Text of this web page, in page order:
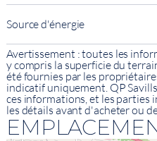
Source d'énergie
Avertissement : toutes les
y compris la superficie du
été fournies par les
indicatif uniquement. QP
ces informations, et les parties
les détails avant d'acheter ou